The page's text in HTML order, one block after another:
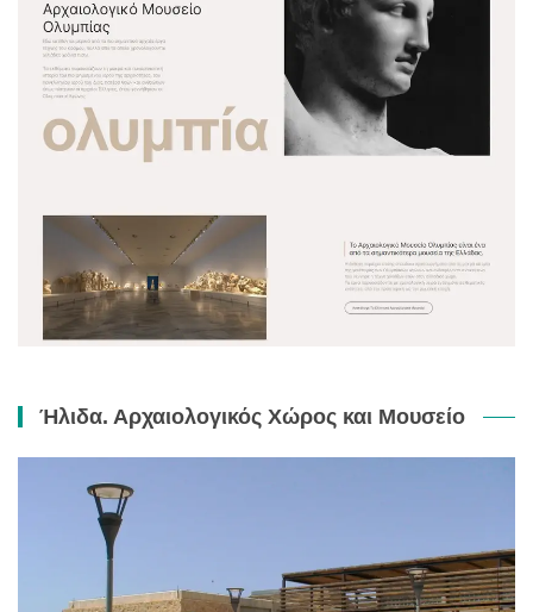
Ήλιδα. Αρχαιολογικός Χώρος και Μουσείο